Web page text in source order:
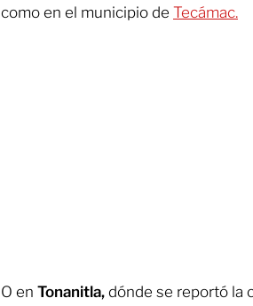
como en el municipio de Tecámac.
O en Tonanitla, dónde se reportó la